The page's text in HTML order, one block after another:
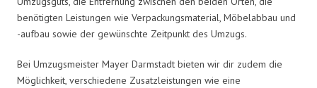
benötigten Leistungen wie Verpackungsmaterial, Möbelabbau und
-aufbau sowie der gewünschte Zeitpunkt des Umzugs.
Bei Umzugsmeister Mayer Darmstadt bieten wir dir zudem die
Möglichkeit, verschiedene Zusatzleistungen wie eine